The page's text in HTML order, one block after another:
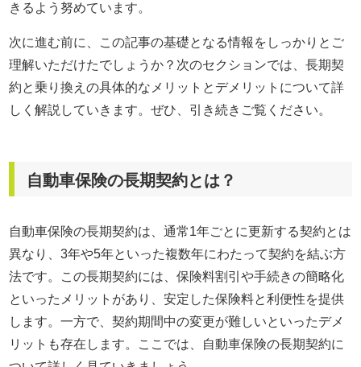
きるよう努めています。
次に進む前に、この記事の基礎となる情報をしっかりとご
理解いただけたでしょうか？次のセクションでは、長期契
約と乗り換えの具体的なメリットとデメリットについて詳
しく解説していきます。ぜひ、引き続きご覧ください。
自動車保険の長期契約とは？
自動車保険の長期契約は、通常1年ごとに更新する契約とは
異なり、3年や5年といった複数年にわたって契約を結ぶ方
法です。この長期契約には、保険料割引や手続きの簡略化
といったメリットがあり、安定した保険料と利便性を提供
します。一方で、契約期間中の変更が難しいといったデメ
リットも存在します。ここでは、自動車保険の長期契約に